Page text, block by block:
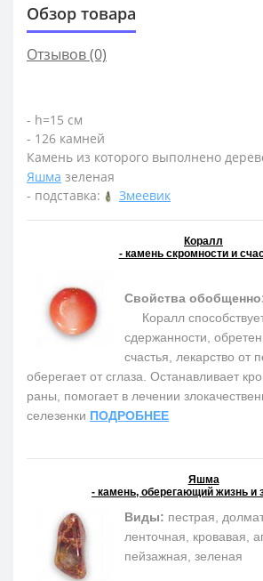
Обзор товара
Отзывов (0)
- h=15 см
- 126 камней
Камень из которого выполнено
Яшма зеленая
- подставка:
Змеевик
Коралл
- камень скромности и
Свойства
Коралл
сдержанности,
счастья, лекарство от
оберегает от сглаза. Останавливает
раны, помогает в лечении
селезенки ПОДРОБНЕЕ
Яшма
- камень, оберегающий жизнь и
Виды: пестрая,
ленточная, кровавая,
пейзажная, зеленая